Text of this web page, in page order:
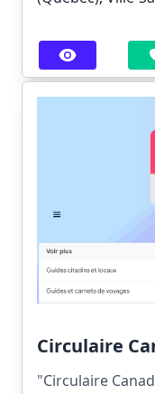
Circulaire
"Circulaire